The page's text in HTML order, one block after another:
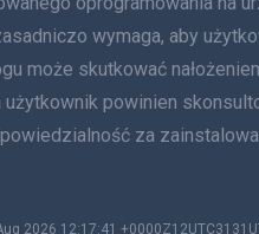
wymaga, aby
może skutkować
powinien
za
2026 12:17:41